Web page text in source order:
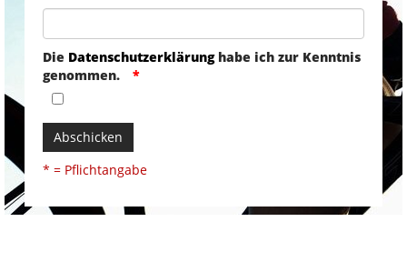
Die Datenschutzerklärunghabe ich zur Kenntnis
genommen.
Abschicken
* = Pflichtangabe